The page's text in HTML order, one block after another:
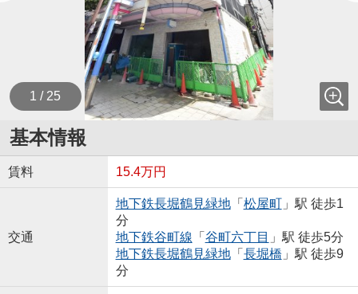
1 / 25
基本情報
賃料 15.4万円
交通
地下鉄長堀鶴見緑地「 松屋町」駅 徒歩1
分
地下鉄谷町線 「 谷町六丁目 」駅 徒歩5分
地下鉄長堀鶴見緑地「 長堀橋 」駅 徒歩9
分